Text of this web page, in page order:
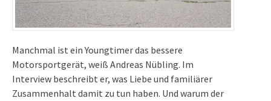
Manchmal ist ein Youngtimer das bessere
Motorsportgerät, weiß Andreas Nübling. Im
Interview beschreibt er, was Liebe und familiärer
Zusammenhalt damit zu tun haben. Und warum der